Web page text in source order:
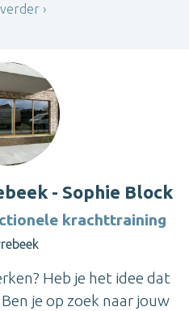
verder
- Sophie Block
krachttraining
Heb je het idee dat
je op zoek naar jouw